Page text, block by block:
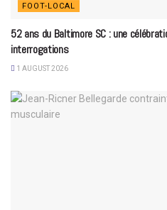
FOOT-LOCAL
52 ans du Baltimore SC : une
interrogations
1 AUGUST 2026